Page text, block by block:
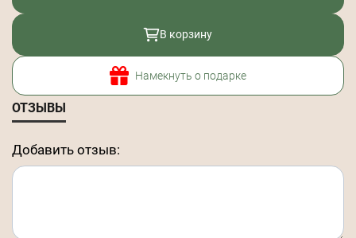
В корзину
Намекнуть о подарке
ОТЗЫВЫ
Добавить отзыв: